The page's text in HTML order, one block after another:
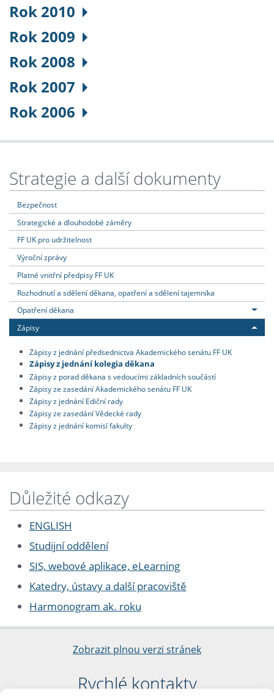
Rok 2010
Rok 2009
Rok 2008
Rok 2007
Rok 2006
Strategie a další dokumenty
Bezpečnost
Strategické a dlouhodobé záměry
FF UK pro udržitelnost
Výroční zprávy
Platné vnitřní předpisy FF UK
Rozhodnutí a sdělení děkana, opatření a sdělení tajemníka
Opatření děkana
Zápisy
Zápisy z jednání předsednictva Akademického senátu FF UK
Zápisy z jednání kolegia děkana
Zápisy z porad děkana s vedoucími základních součástí
Zápisy ze zasedání Akademického senátu FF UK
Zápisy z jednání Ediční rady
Zápisy ze zasedání Vědecké rady
Zápisy z jednání komisí fakulty
Důležité odkazy
ENGLISH
Studijní oddělení
SIS, webové aplikace, eLearning
Katedry, ústavy a další pracoviště
Harmonogram ak. roku
Zobrazit plnou verzi stránek
Rychlé kontakty